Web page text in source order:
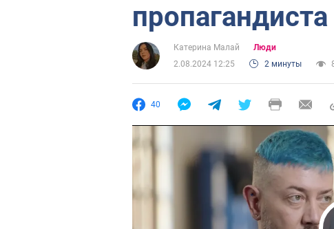
Катерина Малай
Люди
2.08.2024 12:25
2 минуты
40